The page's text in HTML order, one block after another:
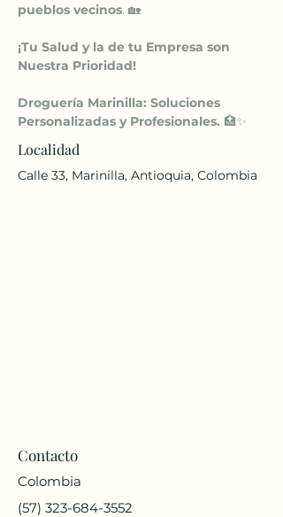
pueblos vecinos. 🏡
¡Tu Salud y la de tu Empresa son
Nuestra Prioridad!
Droguería Marinilla: Soluciones
Personalizadas y Profesionales. 🏥✨
Localidad
Calle 33, Marinilla, Antioquia, Colombia
Contacto
Colombia
(57) 323-684-3552